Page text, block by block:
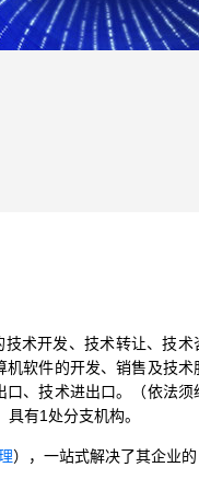
术开发、技术转让、技术
软件的开发、销售及技术
口、技术进出口。（依法须
有1处分支机构。
），一站式解决了其企业的